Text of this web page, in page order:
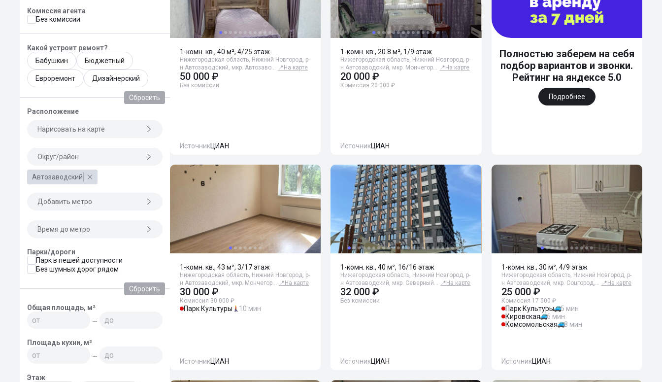
Комиссия агента
Без комиссии
Какой устроит ремонт?
Бабушкин
Бюджетный
Евроремонт Дизайнерский
Сбросить
Расположение
Нарисовать на карте
Округ/район
Автозаводский
Добавить метро
Время до метро
Парки/дороги
Парк в пешей доступности
Без шумных дорог рядом
Сбросить
Общая площадь, м²
—
Площадь кухни, м²
—
Этаж
1-комн. кв., 40 м², 4/25 этаж
Нижегородская область, Нижний Новгород, р-
н Автозаводский, мкр. Автозаво… 📍 На карте
50 000 ₽
Без комиссии
ИсточникЦИАН
1-комн. кв., 20.8 м², 1/9 этаж
Нижегородская область, Нижний Новгород, р-
н Автозаводский, мкр. Мончегор… 📍 На карте
20 000 ₽
Комиссия 20 000 ₽
ИсточникЦИАН
Полностью заберем на себя
подбор вариантов и звонки.
Рейтинг на яндексе 5.0
Подробнее
1-комн. кв., 43 м², 3/17 этаж
Нижегородская область, Нижний Новгород, р-
н Автозаводский, мкр. Мончегор… 📍 На карте
30 000 ₽
Комиссия 30 000 ₽
Парк Культуры 10 мин
ИсточникЦИАН
1-комн. кв., 40 м², 16/16 этаж
Нижегородская область, Нижний Новгород, р-
н Автозаводский, мкр. Северный… 📍 На карте
32 000 ₽
Без комиссии
ИсточникЦИАН
1-комн. кв., 30 м², 4/9 этаж
Нижегородская область, Нижний Новгород, р-
н Автозаводский, мкр. Соцгород,… 📍 На карте
25 000 ₽
Комиссия 17 500 ₽
Парк Культуры
5 мин
Кировская
6 мин
Комсомольская
8 мин
ИсточникЦИАН